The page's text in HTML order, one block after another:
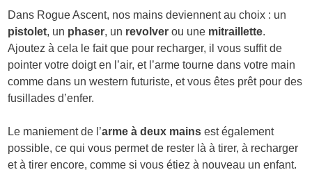
Dans Rogue Ascent, nos mains deviennent au choix : un
pistolet, un phaser, un revolver ou une mitraillette.
Ajoutez à cela le fait que pour recharger, il vous suffit de
pointer votre doigt en l’air, et l’arme tourne dans votre main
comme dans un western futuriste, et vous êtes prêt pour des
fusillades d’enfer.
Le maniement de l’arme à deux mains est également
possible, ce qui vous permet de rester là à tirer, à recharger
et à tirer encore, comme si vous étiez à nouveau un enfant.